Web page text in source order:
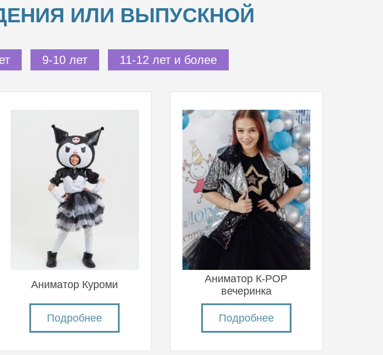
ИЛИ ВЫПУСКНОЙ
9-10 лет 11-12 лет и более
Аниматор Куроми
Подробнее
Аниматор К-POP
вечеринка
Подробнее